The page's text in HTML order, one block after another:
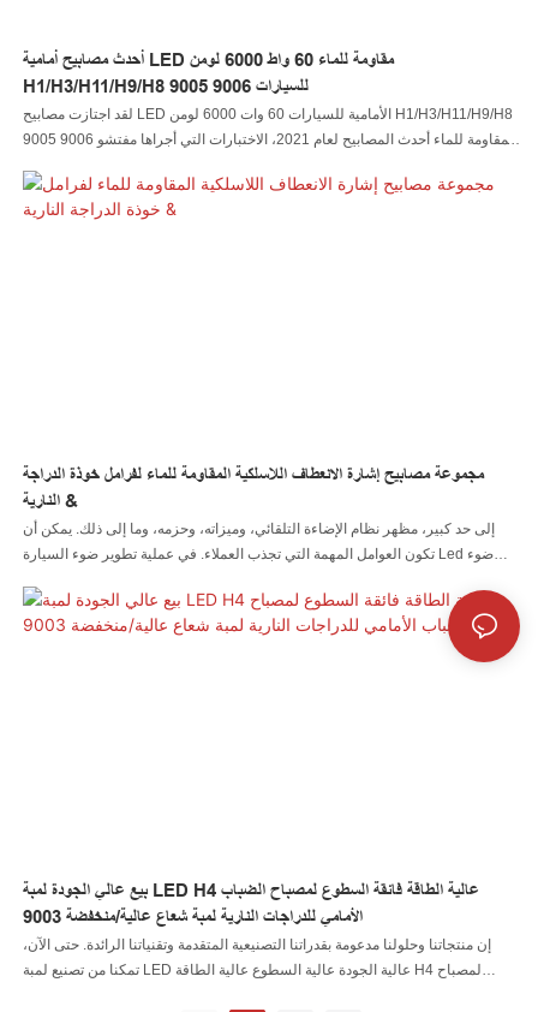
أحدث مصابيح أمامية LED مقاومة للماء 60 واط 6000 لومن
H1/H3/H11/H9/H8 9005 9006 للسيارات
لقد اجتازت مصابيح LED الأمامية للسيارات 60 وات 6000 لومن H1/H3/H11/H9/H8
9005 9006 المقاومة للماء أحدث المصابيح لعام 2021، الاختبارات التي أجراها مفتشو
الموثوق بهم، فإن مصباح السيارة LED، مصباح الصخور LED، مصباح السوط LED،
مصباح العجلة LED، مصباح الرأس LED، مصباح الدراجة النارية LED، مصباح القارب
مجموعة مصابيح إشارة الانعطاف اللاسلكية المقاومة للماء لفرامل خوذة الدراجة
النارية &
إلى حد كبير، مظهر نظام الإضاءة التلقائي، وميزاته، وحزمه، وما إلى ذلك. يمكن أن
تكون العوامل المهمة التي تجذب العملاء. في عملية تطوير ضوء السيارة Led ضوء
Led ضوء القارب Led موصل سلك LED وحدة تحكم LED ، كان مصممونا يتابعون
أحدث الاتجاهات ويحللون أذواق العملاء ، وبالتالي ، جعل ضوء السيارة Led ضوء
بيع عالي الجودة لمبة LED H4 عالية الطاقة فائقة السطوع لمصباح الضباب
الأمامي للدراجات النارية لمبة شعاع عالية/منخفضة 9003
إن منتجاتنا وحلولنا مدعومة بقدراتنا التصنيعية المتقدمة وتقنياتنا الرائدة. حتى الآن،
تمكنا من تصنيع لمبة LED عالية الجودة عالية السطوع عالية الطاقة H4 لمصباح